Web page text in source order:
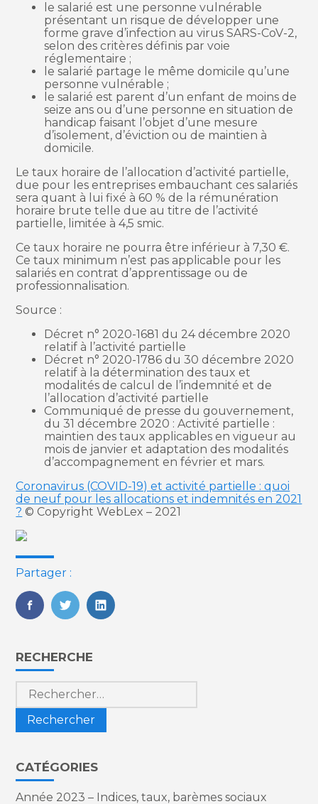
le salarié est une personne vulnérable
présentant un risque de développer une
forme grave d’infection au virus SARS-CoV-2,
selon des critères définis par voie
réglementaire ;
le salarié partage le même domicile qu’une
personne vulnérable ;
le salarié est parent d’un enfant de moins de
seize ans ou d’une personne en situation de
handicap faisant l’objet d’une mesure
d’isolement, d’éviction ou de maintien à
domicile.
Le taux horaire de l’allocation d’activité partielle,
due pour les entreprises embauchant ces salariés
sera quant à lui fixé à 60 % de la rémunération
horaire brute telle due au titre de l’activité
partielle, limitée à 4,5 smic.
Ce taux horaire ne pourra être inférieur à 7,30 €.
Ce taux minimum n’est pas applicable pour les
salariés en contrat d’apprentissage ou de
professionnalisation.
Source :
Décret n° 2020-1681 du 24 décembre 2020
relatif à l’activité partielle
Décret n° 2020-1786 du 30 décembre 2020
relatif à la détermination des taux et
modalités de calcul de l’indemnité et de
l’allocation d’activité partielle
Communiqué de presse du gouvernement,
du 31 décembre 2020 : Activité partielle :
maintien des taux applicables en vigueur au
mois de janvier et adaptation des modalités
d’accompagnement en février et mars.
Coronavirus (COVID-19) et activité partielle : quoi
de neuf pour les allocations et indemnités en 2021
? © Copyright WebLex – 2021
Partager :
FaceBook
TwitterLinkedIn
Blog
sidebar
RECHERCHE
Rechercher :
CATÉGORIES
Année 2023 – Indices, taux, barèmes sociaux